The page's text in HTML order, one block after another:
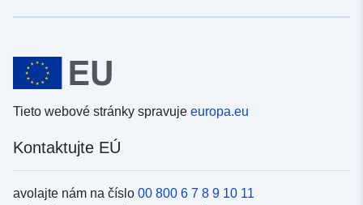
Tieto webové stránky spravuje europa.eu
Kontaktujte EÚ
avolajte nám na číslo 00 800 6 7 8 9 10 11